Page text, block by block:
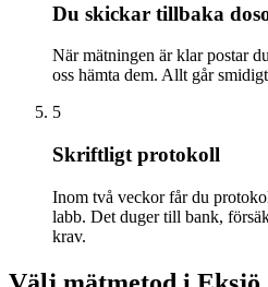
Du skickar tillbaka
När mätningen är klar postar
oss hämta dem. Allt går
5
Skriftligt protokoll
Inom två veckor får du
labb. Det duger till bank,
krav.